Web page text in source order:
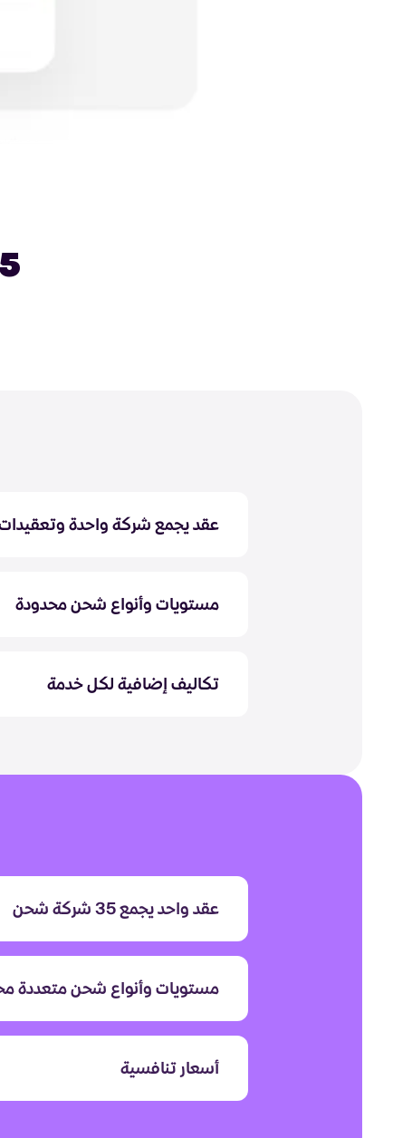
عقد يجمع شركة واحدة
مستويات وأنواع شحن محدودة
تكاليف إضافية لكل خدمة
عقد واحد يجمع 35 شركة شحن
مستويات وأنواع شحن متعددة
أسعار تنافسية